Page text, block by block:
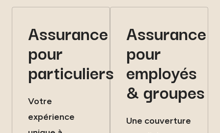
voir nos formules
nos offres pour entreprises
en savoir plus
Assurance
pour
particuliers
Votre
expérience
Assurance
pour
employés
& groupes
Une couverture